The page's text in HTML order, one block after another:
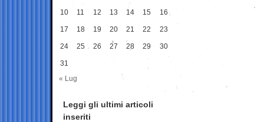
10 11 12 13 14 15 16
17 18 19 20 21 22 23
24 25 26 27 28 29 30
31
« Lug
Leggi gli ultimi articoli
inseriti